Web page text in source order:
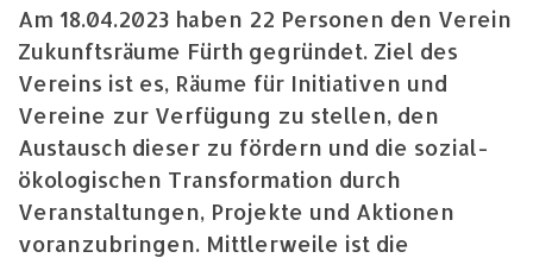
Am 18.04.2023 haben 22 Personen den Verein
Zukunftsräume Fürth gegründet. Ziel des
Vereins ist es, Räume für Initiativen und
Vereine zur Verfügung zu stellen, den
Austausch dieser zu fördern und die sozial-
ökologischen Transformation durch
Veranstaltungen, Projekte und Aktionen
voranzubringen. Mittlerweile ist die